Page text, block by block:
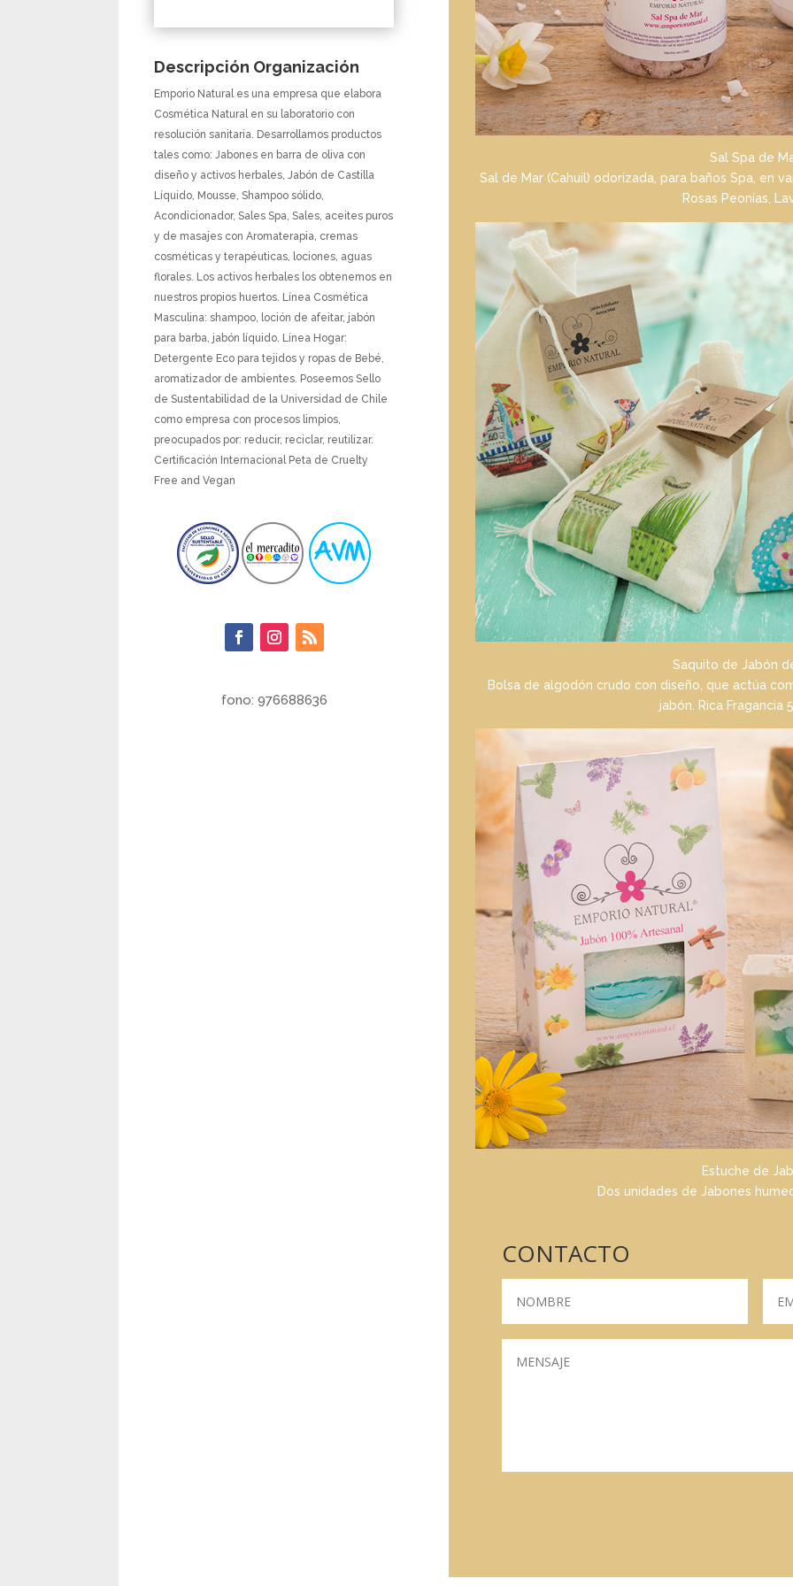
Descripción Organización
Emporio Natural es una empresa que elabora
Cosmética Natural en su laboratorio con
resolución sanitaria. Desarrollamos productos
tales como: Jabones en barra de oliva con
diseño y activos herbales, Jabón de Castilla
Líquido, Mousse, Shampoo sólido,
Acondicionador, Sales Spa, Sales, aceites puros
y de masajes con Aromaterapia, cremas
cosméticas y terapéuticas, lociones, aguas
florales. Los activos herbales los obtenemos en
nuestros propios huertos. Línea Cosmética
Masculina: shampoo, loción de afeitar, jabón
para barba, jabón líquido. Línea Hogar:
Detergente Eco para tejidos y ropas de Bebé,
aromatizador de ambientes. Poseemos Sello
de Sustentabilidad de la Universidad de Chile
como empresa con procesos limpios,
preocupados por: reducir, reciclar, reutilizar.
Certificación Internacional Peta de Cruelty
Free and Vegan
fono: 976688636
Sal Spa de
Sal de Mar (Cahuil) odorizada, para baños Spa, en
Rosas Peonías,
Saquito de Jabón
Bolsa de algodón crudo con diseño, que actúa
jabón. Rica Fragancia
Estuche de
Dos unidades de Jabones
CONTACTO